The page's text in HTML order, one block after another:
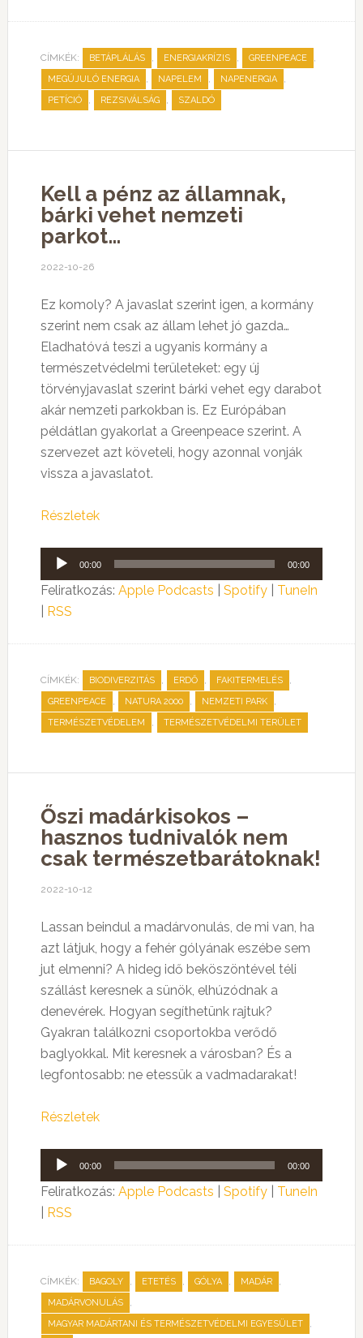
CÍMKÉK: BETÁPLÁLÁS , ENERGIAKRÍZIS , GREENPEACE ,
MEGÚJULÓ ENERGIA , NAPELEM , NAPENERGIA ,
PETÍCIÓ , REZSIVÁLSÁG , SZALDÓ
Kell a pénz az államnak,
bárki vehet nemzeti
parkot…
2022-10-26
Ez komoly? A javaslat szerint igen, a kormány
szerint nem csak az állam lehet jó gazda…
Eladhatóvá teszi a ugyanis kormány a
természetvédelmi területeket: egy új
törvényjavaslat szerint bárki vehet egy darabot
akár nemzeti parkokban is. Ez Európában
példátlan gyakorlat a Greenpeace szerint. A
szervezet azt követeli, hogy azonnal vonják
vissza a javaslatot.
Részletek
Audió
lejátszó
00:00 00:00
Feliratkozás: Apple Podcasts Spotify| TuneIn
RSS
CÍMKÉK: BIODIVERZITÁS , ERDŐ , FAKITERMELÉS ,
GREENPEACE , NATURA 2000 , NEMZETI PARK ,
TERMÉSZETVÉDELEM , TERMÉSZETVÉDELMI TERÜLET
Őszi madárkisokos –
hasznos tudnivalók nem
csak természetbarátoknak!
2022-10-12
Lassan beindul a madárvonulás, de mi van, ha
azt látjuk, hogy a fehér gólyának eszébe sem
jut elmenni? A hideg idő beköszöntével téli
szállást keresnek a sünök, elhúzódnak a
denevérek. Hogyan segíthetünk rajtuk?
Gyakran találkozni csoportokba verődő
baglyokkal. Mit keresnek a városban? És a
legfontosabb: ne etessük a vadmadarakat!
Részletek
Audió
lejátszó
00:00 00:00
Feliratkozás: Apple Podcasts Spotify| TuneIn
RSS
CÍMKÉK: BAGOLY , ETETÉS , GÓLYA , MADÁR ,
MADÁRVONULÁS ,
MAGYAR MADÁRTANI ÉS TERMÉSZETVÉDELMI EGYESÜLET ,